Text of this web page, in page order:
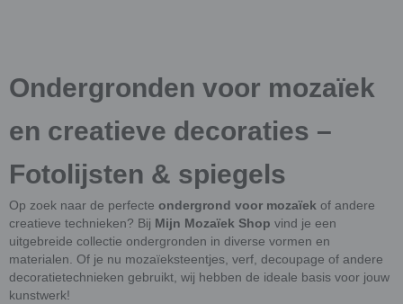
Ondergronden voor mozaïek
en creatieve decoraties –
Fotolijsten & spiegels
Op zoek naar de perfecte ondergrond voor mozaïek of andere
creatieve technieken? Bij Mijn Mozaïek Shop vind je een
uitgebreide collectie ondergronden in diverse vormen en
materialen. Of je nu mozaïeksteentjes, verf, decoupage of andere
decoratietechnieken gebruikt, wij hebben de ideale basis voor jouw
kunstwerk!